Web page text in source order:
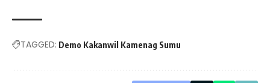
TAGGED: Demo Kakanwil Kamenag Sumu